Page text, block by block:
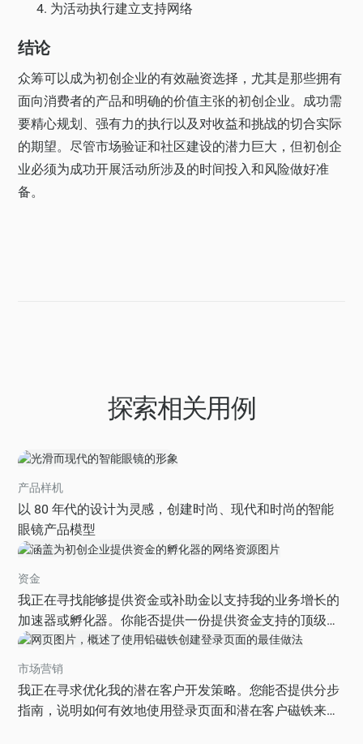
为活动执行建立支持网络
结论
众筹可以成为初创企业的有效融资选择，尤其是那些拥有
面向消费者的产品和明确的价值主张的初创企业。成功需
要精心规划、强有力的执行以及对收益和挑战的切合实际
的期望。尽管市场验证和社区建设的潜力巨大，但初创企
业必须为成功开展活动所涉及的时间投入和风险做好准
备。
探索相关用例
产品样机
以 80 年代的设计为灵感，创建时尚、现代和时尚的智能
眼镜产品模型
资金
我正在寻找能够提供资金或补助金以支持我的业务增长的
加速器或孵化器。你能否提供一份提供资金支持的顶级加
速器和孵化器的清单，以及它们的申请要求、资金金额和
行业重点？我希望按地点（全球、美国、欧洲、亚洲）对
清单进行排序，并简要描述每个加速器或孵化器。另请提
及他们为我所在行业（技术）的初创企业制定的任何具体
计划或举措。输出应采用表格格式，包含以下各列：加速
市场营销
我正在寻求优化我的潜在客户开发策略。您能否提供分步
指南，说明如何有效地使用登录页面和潜在客户磁铁来吸